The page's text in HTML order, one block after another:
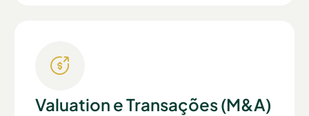
Valuation e Transações (M&A)